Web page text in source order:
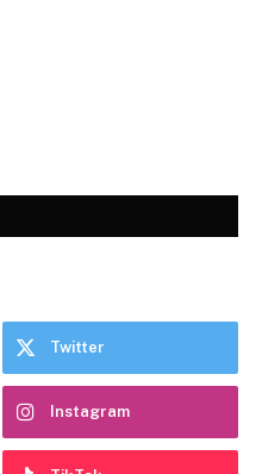
Twitter
Instagram